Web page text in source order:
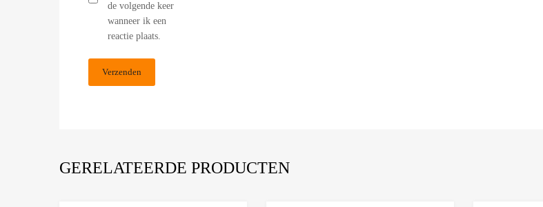
de volgende keer
wanneer ik een
reactie plaats.
GERELATEERDE PRODUCTEN